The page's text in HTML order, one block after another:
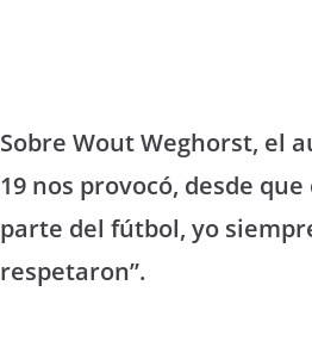
Sobre Wout Weghorst, el
19 nos provocó, desde
parte del fútbol, yo
respetaron”.